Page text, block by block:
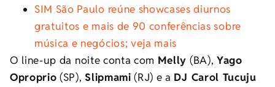
SIM São Paulo reúne showcases diurnos
gratuitos e mais de 90 conferências sobre
música e negócios; veja mais
O line-up da noite conta com Melly (BA), Yago
Oproprio (SP),Slipmami (RJ) e a DJ Carol Tucuju